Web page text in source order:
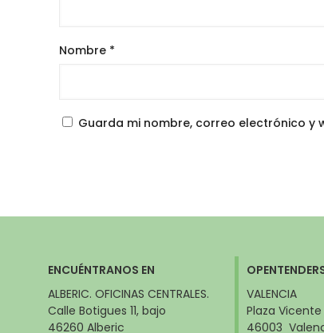
Nombre *
Guarda mi nombre, correo electrónico y
ENCUÉNTRANOS EN
ALBERIC. OFICINAS CENTRALES.
Calle Botigues 11, bajo
46260 Alberic
VALENCIA
Plaza
46003